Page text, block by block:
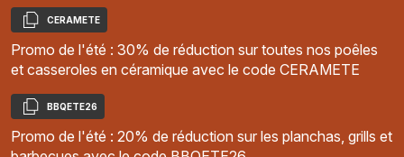
Copier
CERAMETE
Promo de l'été : 30% de réduction sur toutes nos poêles
et casseroles en céramique avec le code CERAMETE
Copier
BBQETE26
Promo de l'été : 20% de réduction sur les planchas, grills et